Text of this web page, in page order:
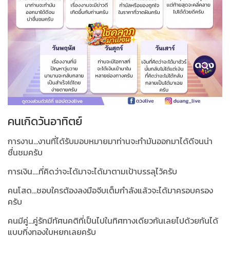
คนเกิดวันอาทิตย์
การงาน...งานที่ได้รับมอบหมายมาท่านจะทำมันออกมาได้ดีจนน่า
ชื่นชมครับ
การเงิน....ที่คิดว่าจะได้มาจะได้มาตามเป้าบรรลุไว้ครับ
คนโสด...ชอบใครต้องลงมือจีบเต็มกำลังแล้วจะได้มาครอบครอง
ครับ
คนมีคู่...คู่รักมีทัศนคติที่เป็นไปในทิศทางเดียวกันเลยไปด้วยกันได้
แบบกิ่งทองใบหยกเลยครับ